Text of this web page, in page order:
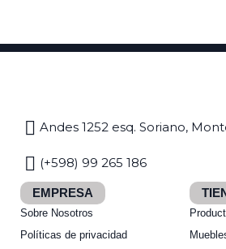
Andes 1252 esq. Soriano,
(+598) 99 265 186
EMPRESA
Sobre Nosotros
Políticas de privacidad